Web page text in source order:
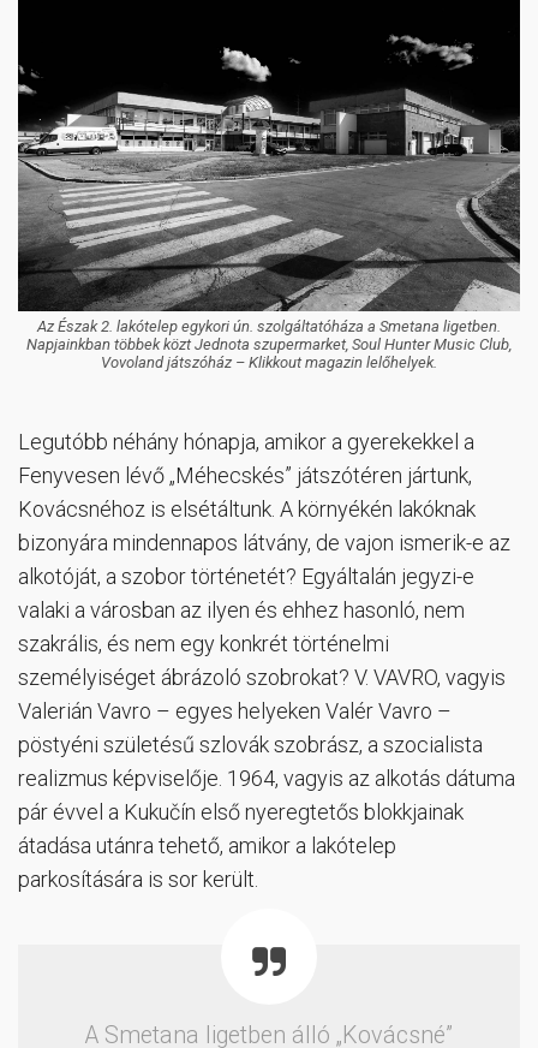
Az Észak 2. lakótelep egykori ún. szolgáltatóháza a Smetana ligetben.
Napjainkban többek közt Jednota szupermarket, Soul Hunter Music Club,
Vovoland játszóház – Klikkout magazin lelőhelyek.
Legutóbb néhány hónapja, amikor a gyerekekkel a
Fenyvesen lévő „Méhecskés” játszótéren jártunk,
Kovácsnéhoz is elsétáltunk. A környékén lakóknak
bizonyára mindennapos látvány, de vajon ismerik-e az
alkotóját, a szobor történetét? Egyáltalán jegyzi-e
valaki a városban az ilyen és ehhez hasonló, nem
szakrális, és nem egy konkrét történelmi
személyiséget ábrázoló szobrokat? V. VAVRO, vagyis
Valerián Vavro – egyes helyeken Valér Vavro –
pöstyéni születésű szlovák szobrász, a szocialista
realizmus képviselője. 1964, vagyis az alkotás dátuma
pár évvel a Kukučín első nyeregtetős blokkjainak
átadása utánra tehető, amikor a lakótelep
parkosítására is sor került.
A Smetana ligetben álló „Kovácsné”